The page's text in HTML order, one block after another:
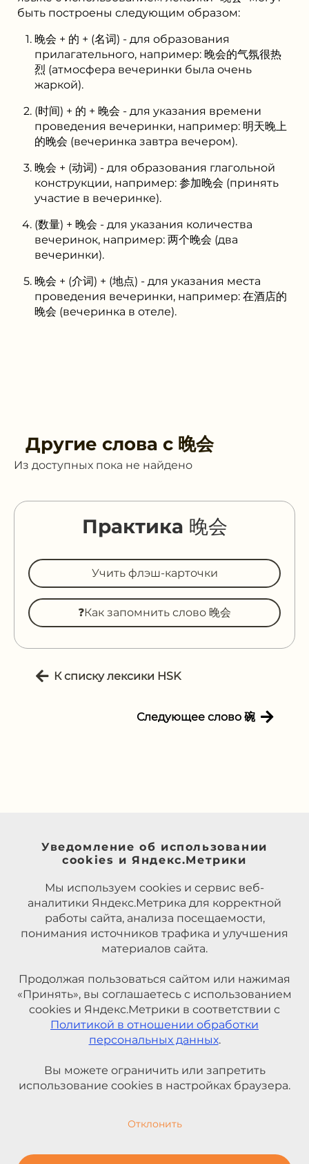
быть построены следующим образом:
晚会 + 的 + (名词) - для образования
прилагательного, например: 晚会的气氛很热
烈 (атмосфера вечеринки была очень
жаркой).
(时间) + 的 + 晚会 - для указания времени
проведения вечеринки, например: 明天晚上
的晚会 (вечеринка завтра вечером).
晚会 + (动词) - для образования глагольной
конструкции, например: 参加晚会 (принять
участие в вечеринке).
(数量) + 晚会 - для указания количества
вечеринок, например: 两个晚会 (два
вечеринки).
晚会 + (介词) + (地点) - для указания места
проведения вечеринки, например: 在酒店的
晚会 (вечеринка в отеле).
Другие слова с 晚会
Из доступных пока не найдено
Практика 晚会
Учить флэш-карточки
❓Как запомнить слово 晚会
К списку лексики HSK
Следующее слово 碗
Уведомление об использовании
cookies и Яндекс.Метрики
Мы используем cookies и сервис веб-
аналитики Яндекс.Метрика для корректной
работы сайта, анализа посещаемости,
понимания источников трафика и улучшения
материалов сайта.
Продолжая пользоваться сайтом или нажимая
«Принять», вы соглашаетесь с использованием
cookies и Яндекс.Метрики в соответствии с
Политикой в отношении обработки
персональных данных.
Вы можете ограничить или запретить
использование cookies в настройках браузера.
Отклонить